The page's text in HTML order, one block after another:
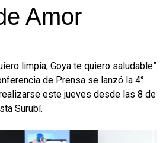
Amor
limpia, Goya te quiero saludable”
de Prensa se lanzó la 4°
este jueves desde las 8 de
Surubí.